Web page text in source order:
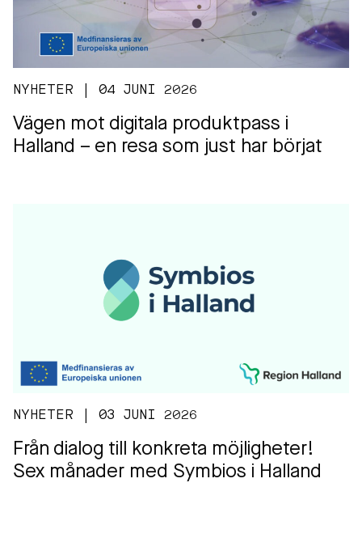
NYHETER | 04 JUNI 2026
Vägen mot digitala produktpass i
Halland – en resa som just har börjat
NYHETER | 03 JUNI 2026
Från dialog till konkreta möjligheter!
Sex månader med Symbios i Halland